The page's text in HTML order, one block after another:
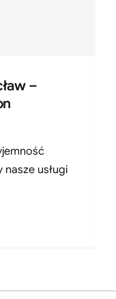
–
usługi